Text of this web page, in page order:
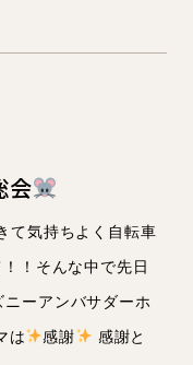
会
て気持ちよく自転車
！そんな中で先日
ーアンバサダーホ
は
感謝
感謝と